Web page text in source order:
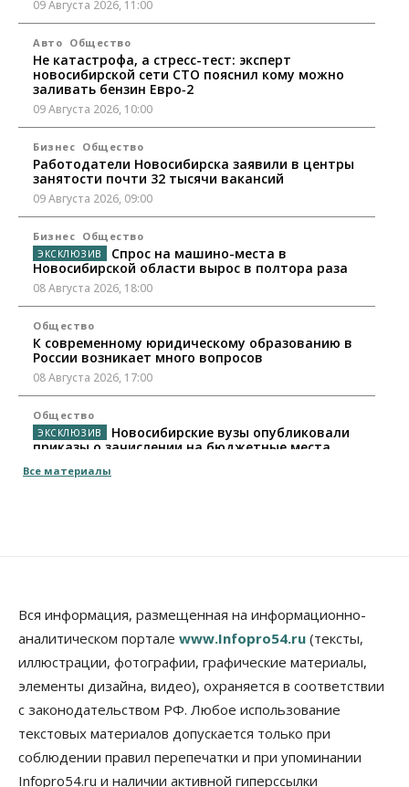
09 Августа 2026, 11:00
Авто Общество
Не катастрофа, а стресс-тест: эксперт
новосибирской сети СТО пояснил кому можно
заливать бензин Евро‑2
09 Августа 2026, 10:00
Бизнес Общество
Работодатели Новосибирска заявили в центры
занятости почти 32 тысячи вакансий
09 Августа 2026, 09:00
Бизнес Общество
Спрос на машино-места в
Новосибирской области вырос в полтора раза
08 Августа 2026, 18:00
Общество
К современному юридическому образованию в
России возникает много вопросов
08 Августа 2026, 17:00
Общество
Новосибирские вузы опубликовали
приказы о зачислении на бюджетные места
08 Августа 2026, 16:00
Продажи подержанных электромобилей в
Новосибирской области растут второй месяц
08 Августа 2026, 13:00
Бизнес Общество
Детские центры Новосибирска
перегибают с «педагогикой успеха», считает
психолог
08 Августа 2026, 11:00
Все материалы
Вся информация, размещенная на информационно-
аналитическом портале www.Infopro54.ru (тексты,
иллюстрации, фотографии, графические материалы,
элементы дизайна, видео), охраняется в соответствии
с законодательством РФ. Любое использование
текстовых материалов допускается только при
соблюдении правил перепечатки и при упоминании
Infopro54.ru и наличии активной гиперссылки